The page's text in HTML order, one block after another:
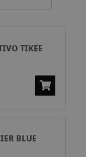
TIKEE
BLUE